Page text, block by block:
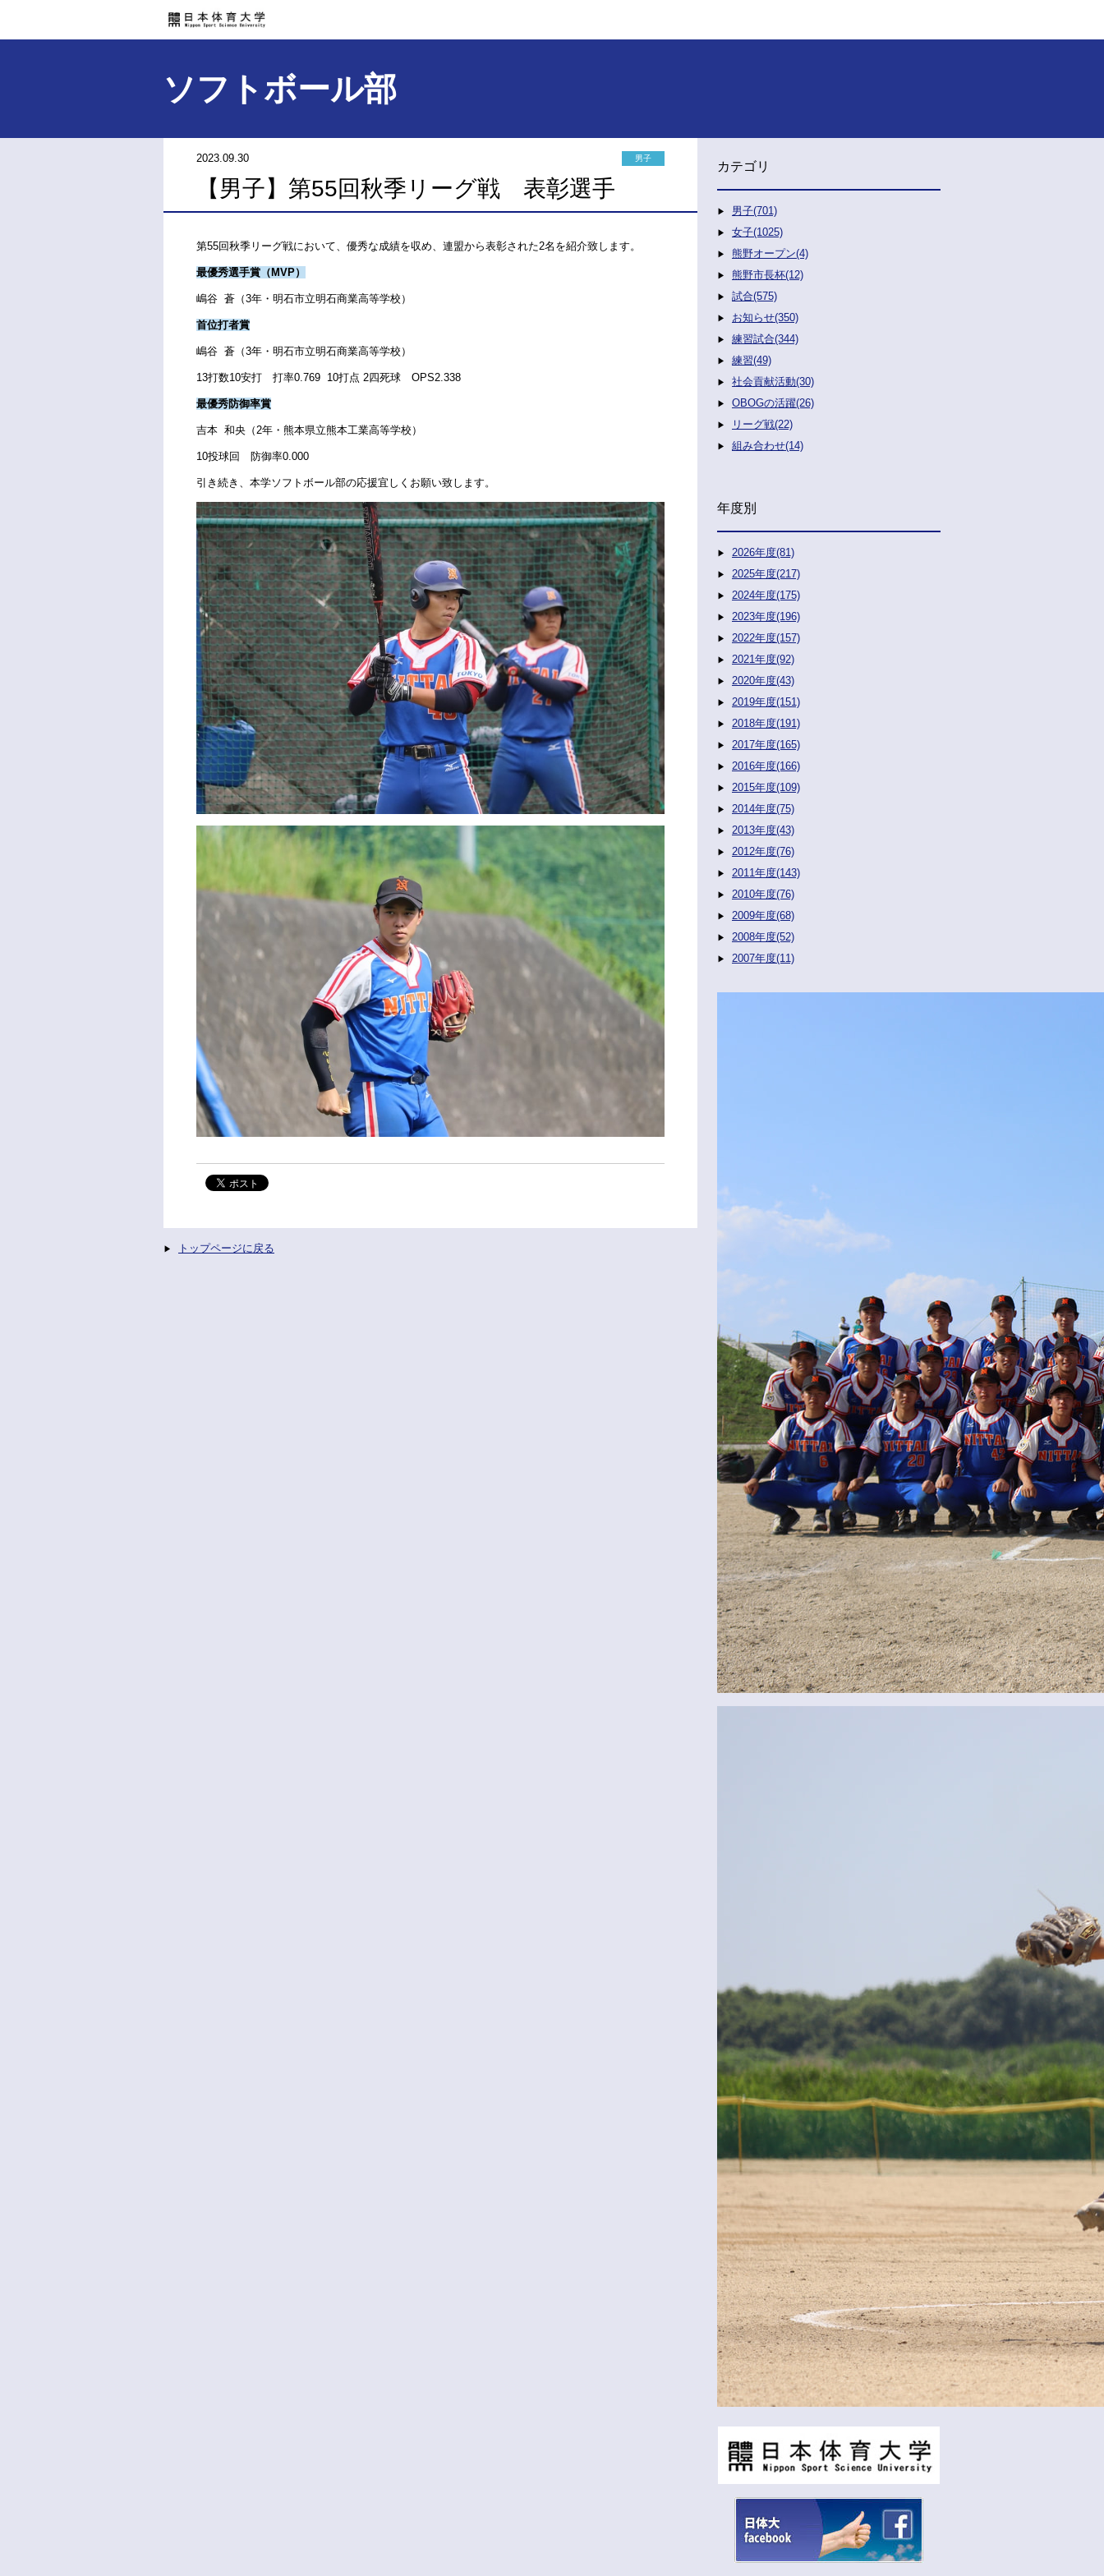
ソフトボール部
2023.09.30 男子
【男子】第55回秋季リーグ戦 表彰選手
第55回秋季リーグ戦において、優秀な成績を収め、連盟から表彰された2名を紹介致します。
最優秀選手賞（MVP）
嶋谷 蒼（3年・明石市立明石商業高等学校）
首位打者賞
嶋谷 蒼（3年・明石市立明石商業高等学校）
13打数10安打 打率0.769 10打点 2四死球 OPS2.338
最優秀防御率賞
吉本 和央（2年・熊本県立熊本工業高等学校）
10投球回 防御率0.000
引き続き、本学ソフトボール部の応援宜しくお願い致します。
トップページに戻る
カテゴリ
男子(701)
女子(1025)
熊野オープン(4)
熊野市長杯(12)
試合(575)
お知らせ(350)
練習試合(344)
練習(49)
社会貢献活動(30)
OBOGの活躍(26)
リーグ戦(22)
組み合わせ(14)
年度別
2026年度(81)
2025年度(217)
2024年度(175)
2023年度(196)
2022年度(157)
2021年度(92)
2020年度(43)
2019年度(151)
2018年度(191)
2017年度(165)
2016年度(166)
2015年度(109)
2014年度(75)
2013年度(43)
2012年度(76)
2011年度(143)
2010年度(76)
2009年度(68)
2008年度(52)
2007年度(11)